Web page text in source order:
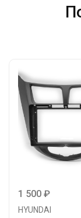
1 500 ₽
HYUNDAI